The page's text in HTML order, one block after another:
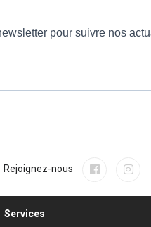
Rejoignez-nous
Services